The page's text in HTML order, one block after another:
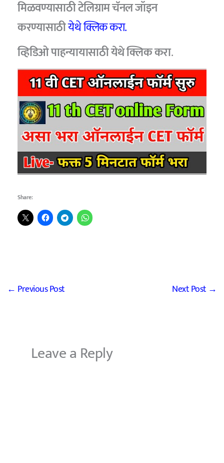
मिळवण्यासाठी टेलिग्राम चॅनल जॉइन
करण्यासाठीयेथे क्लिक करा.
व्हिडिओ पाहन्यायासाठी येथे क्लिक करा.
Share:
← Previous Post Next Post →
Leave a Reply